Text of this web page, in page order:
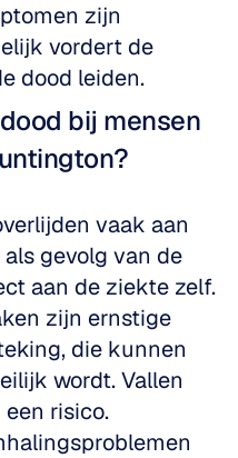
zijn
vordert de
dood leiden.
bij mensen
vaak aan
gevolg van de
aan de ziekte zelf.
zijn ernstige
die kunnen
wordt. Vallen
risico.